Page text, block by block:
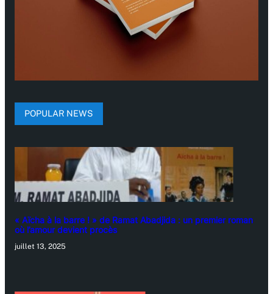
POPULAR NEWS
« Aïcha à la barre ! » de Ramat Abadjida : un premier roman
où l’amour devient procès
juillet 13, 2025